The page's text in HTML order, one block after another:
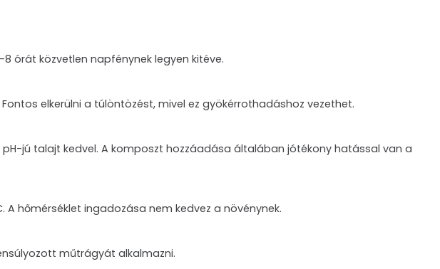
órát közvetlen napfénynek legyen kitéve.
elkerülni a túlöntözést, mivel ez gyökérrothadáshoz vezethet.
jú talajt kedvel. A komposzt hozzáadása általában jótékony hatással van a
A hőmérséklet ingadozása nem kedvez a növénynek.
műtrágyát alkalmazni.